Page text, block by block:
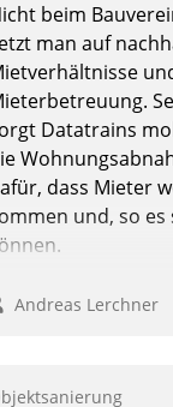
beim
man auf
Datatrains
dass Mieter
und, so es
Andreas Lerchner